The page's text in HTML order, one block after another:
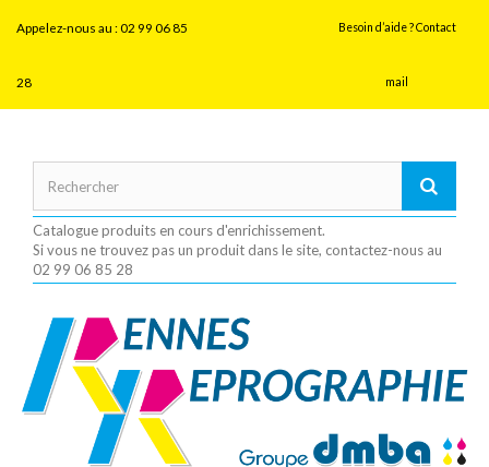
Besoin d’aide ? Contact
mail
Appelez-nous au :02 99 06 85
28
Catalogue produits en cours d'enrichissement.
Si vous ne trouvez pas un produit dans le site, contactez-nous au
02 99 06 85 28